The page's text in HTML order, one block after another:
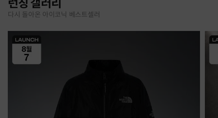
런칭 갤러리
다시 돌아온 아이코닉 베스트셀러